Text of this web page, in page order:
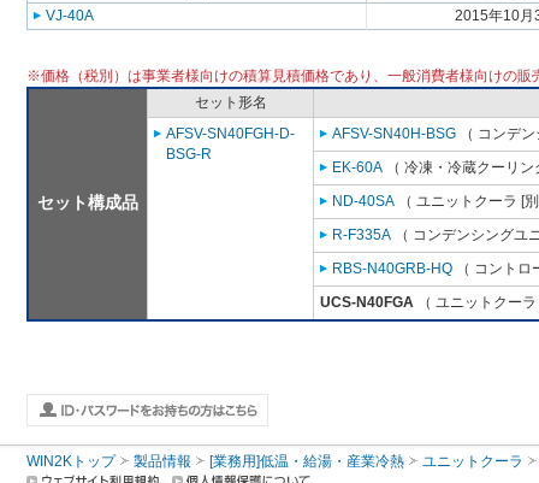
VJ-40A
2015年10月
※価格（税別）は事業者様向けの積算見積価格であり、一般消費者様向けの販
セット構成品
セット形名
AFSV-SN40FGH-D-
BSG-R
AFSV-SN40H-BSG （ コンデ
EK-60A （ 冷凍・冷蔵クーリ
ND-40SA （ ユニットクーラ [
R-F335A （ コンデンシングユ
RBS-N40GRB-HQ （ コント
UCS-N40FGA （ ユニットクー
WIN2Kトップ 製品情報 [業務用]低温・給湯・産業冷熱 ユニットクーラ